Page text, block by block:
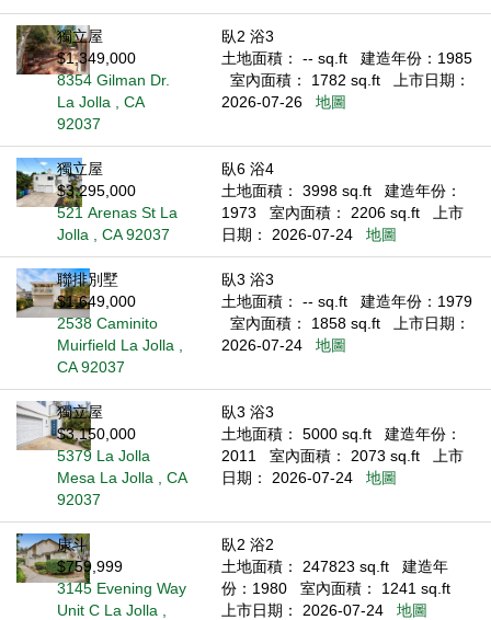
獨立屋
$1,349,000
8354 Gilman Dr.
La Jolla , CA
92037
臥2 浴3
土地面積： -- sq.ft
建造年份：1985
室內面積： 1782 sq.ft
上市日期：
2026-07-26
地圖
獨立屋
$3,295,000
521 Arenas St La
Jolla , CA 92037
臥6 浴4
土地面積： 3998 sq.ft
建造年份：
1973
室內面積： 2206 sq.ft
上市
日期： 2026-07-24
地圖
聯排別墅
$1,649,000
2538 Caminito
Muirfield La Jolla ,
CA 92037
臥3 浴3
土地面積： -- sq.ft
建造年份：1979
室內面積： 1858 sq.ft
上市日期：
2026-07-24
地圖
獨立屋
$3,150,000
5379 La Jolla
Mesa La Jolla , CA
92037
臥3 浴3
土地面積： 5000 sq.ft
建造年份：
2011
室內面積： 2073 sq.ft
上市
日期： 2026-07-24
地圖
康斗
$759,999
3145 Evening Way
Unit C La Jolla ,
臥2 浴2
土地面積： 247823 sq.ft
建造年
份：1980
室內面積： 1241 sq.ft
上市日期： 2026-07-24
地圖